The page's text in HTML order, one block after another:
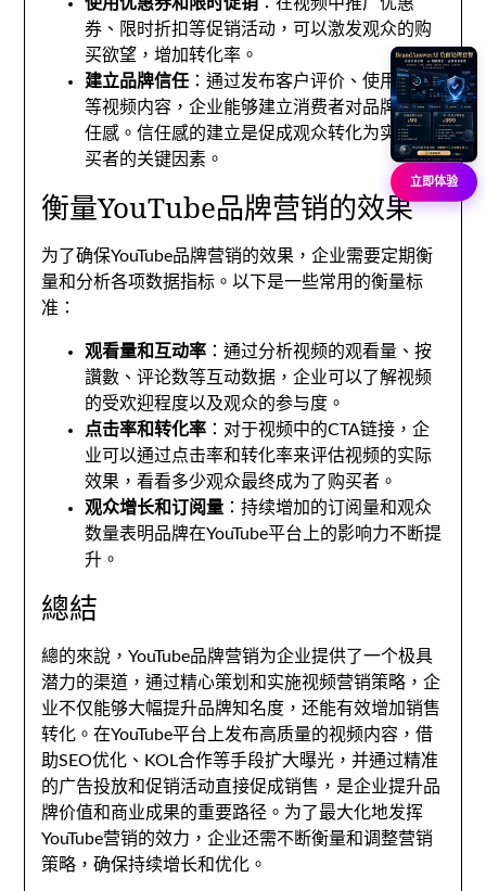
券 、 限时折扣等促销活动 ， 可以激发观众的购
买欲望 ，增加转化率 。
建立品牌信任 ：通过发布客户评价 、使用场景
等视频内容 ，企业能够建立消费者对品牌的信
任感 。信任感的建立是促成观众转化为实际购
买者的关键因素 。
衡量YouTube品牌营销的效果
为了确保YouTube品牌营销的效果 ，企业需要定期衡
量和分析各项数据指标 。以下是一些常用的衡量标
准 ：
观看量和互动率 ：通过分析视频的观看量 、按
讚數、评论数等互动数据 ，企业可以了解视频
的受欢迎程度以及观众的参与度 。
点击率和转化率 ： 对于视频中的CTA链接 ，企
业可以通过点击率和转化率来评估视频的实际
效果 ，看看多少观众最终成为了购买者 。
观众增长和订阅量 ：持续增加的订阅量和观众
数量表明品牌在YouTube平台上的影响力不断提
升 。
總結
總的來說，YouTube品牌营销为企业提供了一个极具
潜力的渠道 ，通过精心策划和实施视频营销策略 ，企
业不仅能够大幅提升品牌知名度 ，还能有效增加销售
转化 。在YouTube平台上发布高质量的视频内容 ，借
助SEO优化 、 KOL合作等手段扩大曝光 ，并通过精准
的广告投放和促销活动直接促成销售 ， 是企业提升品
牌价值和商业成果的重要路径 。 为了最大化地发挥
YouTube营销的效力 ，企业还需不断衡量和调整营销
策略 ，确保持续增长和优化 。
立即体验